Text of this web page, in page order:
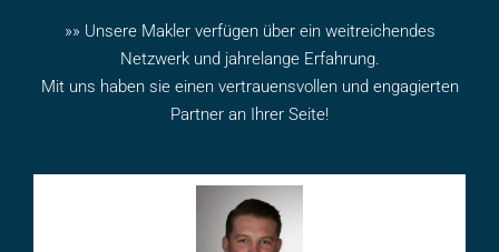
»» Unsere Makler verfügen über ein weitreichendes
Netzwerk und jahrelange Erfahrung.
Mit uns haben sie einen vertrauensvollen und engagierten
Partner an Ihrer Seite!